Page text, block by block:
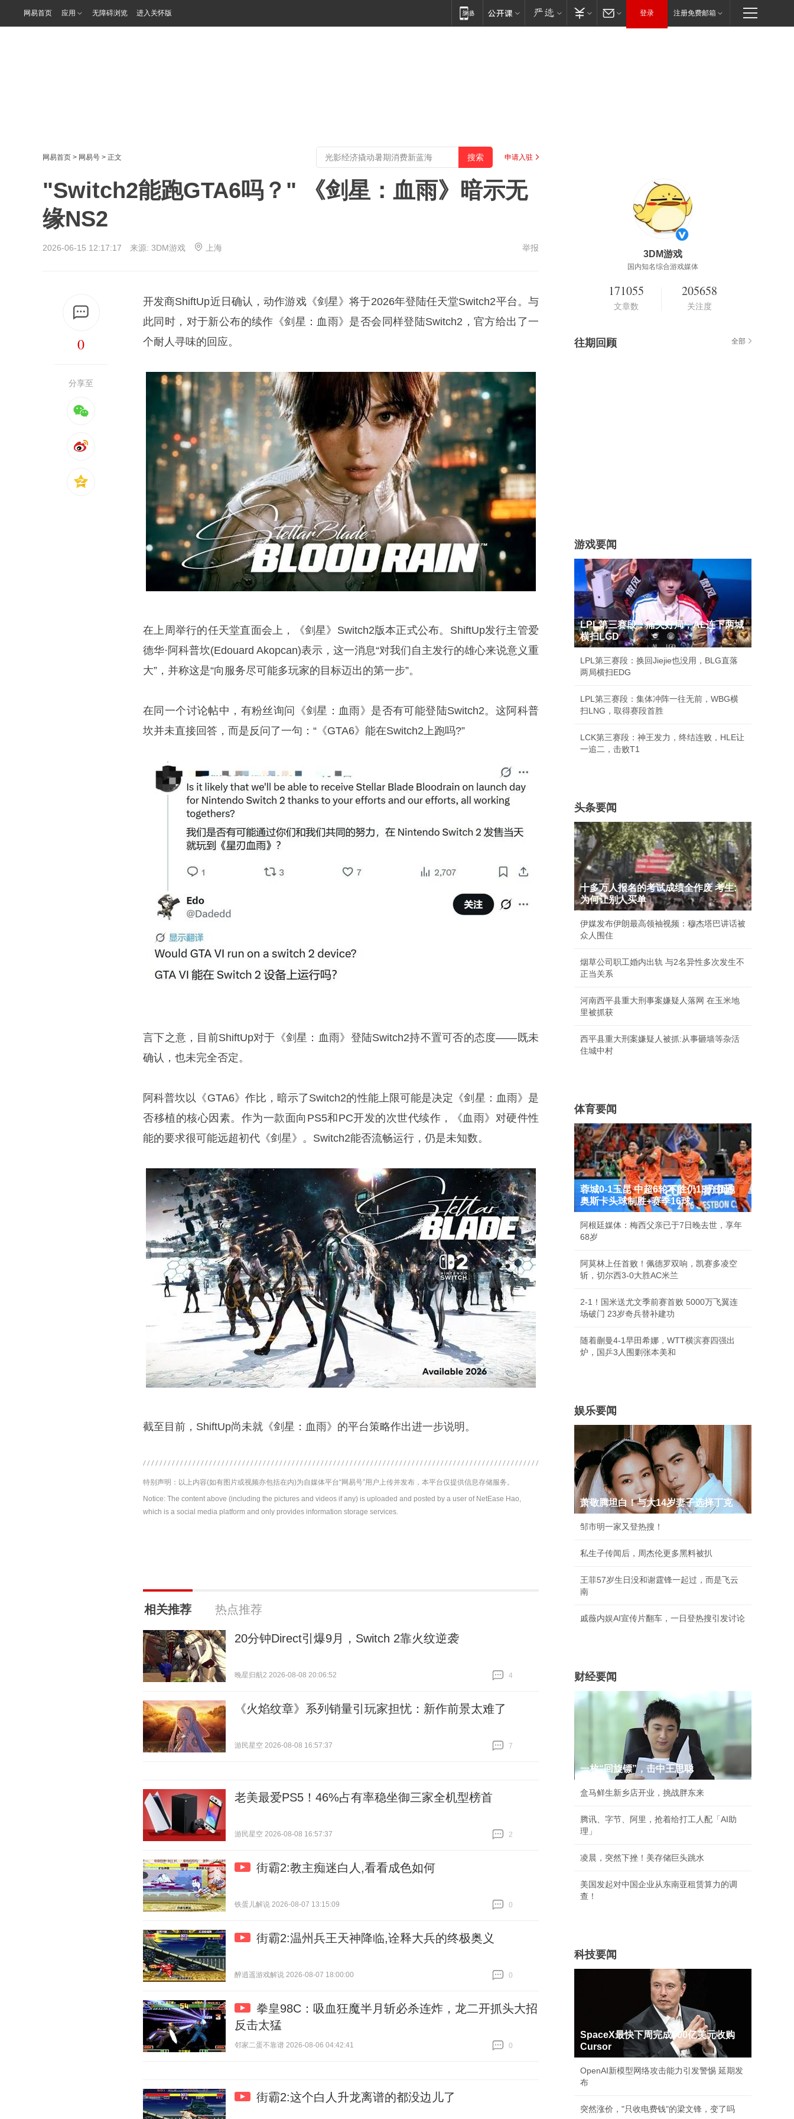
网易首页 应用 无障碍浏览 进入关怀版 登录 注册免费邮箱
网易首页 > 网易号 > 正文 申请入驻
"Switch2能跑GTA6吗？" 《剑星：血雨》暗示无
缘NS2
2026-06-15 12:17:17 来源: 3DM游戏 上海 举报
0
分享至
开发商ShiftUp近日确认，动作游戏《剑星》将于2026年登陆任天堂Switch2平台。与
此同时，对于新公布的续作《剑星：血雨》是否会同样登陆Switch2，官方给出了一
个耐人寻味的回应。
在上周举行的任天堂直面会上，《剑星》Switch2版本正式公布。ShiftUp发行主管爱
德华·阿科普坎(Edouard Akopcan)表示，这一消息“对我们自主发行的雄心来说意义重
大”，并称这是“向服务尽可能多玩家的目标迈出的第一步”。
在同一个讨论帖中，有粉丝询问《剑星：血雨》是否有可能登陆Switch2。这阿科普
坎并未直接回答，而是反问了一句：“《GTA6》能在Switch2上跑吗?”
言下之意，目前ShiftUp对于《剑星：血雨》登陆Switch2持不置可否的态度——既未
确认，也未完全否定。
阿科普坎以《GTA6》作比，暗示了Switch2的性能上限可能是决定《剑星：血雨》是
否移植的核心因素。作为一款面向PS5和PC开发的次世代续作，《血雨》对硬件性
能的要求很可能远超初代《剑星》。Switch2能否流畅运行，仍是未知数。
截至目前，ShiftUp尚未就《剑星：血雨》的平台策略作出进一步说明。
特别声明：以上内容(如有图片或视频亦包括在内)为自媒体平台“网易号”用户上传并发布，本平台仅提供信息存储服务。
Notice: The content above (including the pictures and videos if any) is uploaded and posted by a user of NetEase Hao,
which is a social media platform and only provides information storage services.
相关推荐 热点推荐
20分钟Direct引爆9月，Switch 2靠火纹逆袭
晚星归航2 2026-08-08 20:06:52
4
《火焰纹章》系列销量引玩家担忧：新作前景太难了
游民星空 2026-08-08 16:57:37
7
老美最爱PS5！46%占有率稳坐御三家全机型榜首
游民星空 2026-08-08 16:57:37
2
街霸2:教主痴迷白人,看看成色如何
铁蛋儿解说 2026-08-07 13:15:09
0
街霸2:温州兵王天神降临,诠释大兵的终极奥义
醉逍遥游戏解说 2026-08-07 18:00:00
0
拳皇98C：吸血狂魔半月斩必杀连炸，龙二开抓头大招
反击太猛
邻家二蛋不靠谱 2026-08-06 04:42:41
0
街霸2:这个白人升龙离谱的都没边儿了
3DM游戏
国内知名综合游戏媒体
171055
文章数
205658
关注度
往期回顾 全部
游戏要闻
LPL第三赛段：痛失好局，AL连下两城
横扫LGD
LPL第三赛段：换回Jiejie也没用，BLG直落
两局横扫EDG
LPL第三赛段：集体冲阵一往无前，WBG横
扫LNG，取得赛段首胜
LCK第三赛段：神王发力，终结连败，HLE让
一追二，击败T1
头条要闻
十多万人报名的考试成绩全作废 考生:
为何让别人买单
伊媒发布伊朗最高领袖视频：穆杰塔巴讲话被
众人围住
烟草公司职工婚内出轨 与2名异性多次发生不
正当关系
河南西平县重大刑事案嫌疑人落网 在玉米地
里被抓获
西平县重大刑案嫌疑人被抓:从事砸墙等杂活
住城中村
体育要闻
蓉城0-1玉昆 中超6轮不胜仍13分领跑
奥斯卡头球制胜+赛季16球
阿根廷媒体：梅西父亲已于7日晚去世，享年
68岁
阿莫林上任首败！佩德罗双响，凯赛多凌空
斩，切尔西3-0大胜AC米兰
2-1！国米送尤文季前赛首败 5000万飞翼连
场破门 23岁奇兵替补建功
随着蒯曼4-1早田希娜，WTT横滨赛四强出
炉，国乒3人围剿张本美和
娱乐要闻
萧敬腾坦白！与大14岁妻子选择丁克
邹市明一家又登热搜！
私生子传闻后，周杰伦更多黑料被扒
王菲57岁生日没和谢霆锋一起过，而是飞云
南
戚薇内娱AI宣传片翻车，一日登热搜引发讨论
财经要闻
一枚“回旋镖”，击中王思聪
盒马鲜生新乡店开业，挑战胖东来
腾讯、字节、阿里，抢着给打工人配「AI助
理」
凌晨，突然下挫！美存储巨头跳水
美国发起对中国企业从东南亚租赁算力的调
查！
科技要闻
SpaceX最快下周完成600亿美元收购
Cursor
OpenAI新模型网络攻击能力引发警惕 延期发
布
突然涨价，"只收电费钱"的梁文锋，变了吗